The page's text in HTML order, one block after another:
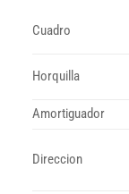
Cuadro
Horquilla
Amortiguador
Direccion